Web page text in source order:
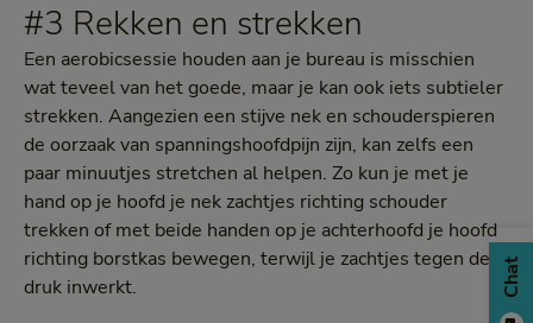
#3 Rekken en strekken
Een aerobicsessie houden aan je bureau is misschien
wat teveel van het goede, maar je kan ook iets subtieler
strekken. Aangezien een stijve nek en schouderspieren
de oorzaak van spanningshoofdpijn zijn, kan zelfs een
paar minuutjes stretchen al helpen. Zo kun je met je
hand op je hoofd je nek zachtjes richting schouder
trekken of met beide handen op je achterhoofd je hoofd
richting borstkas bewegen, terwijl je zachtjes tegen de
druk inwerkt.
Chat